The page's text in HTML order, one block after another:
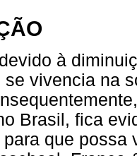
à
se vivencia na
Brasil, fica
que possa